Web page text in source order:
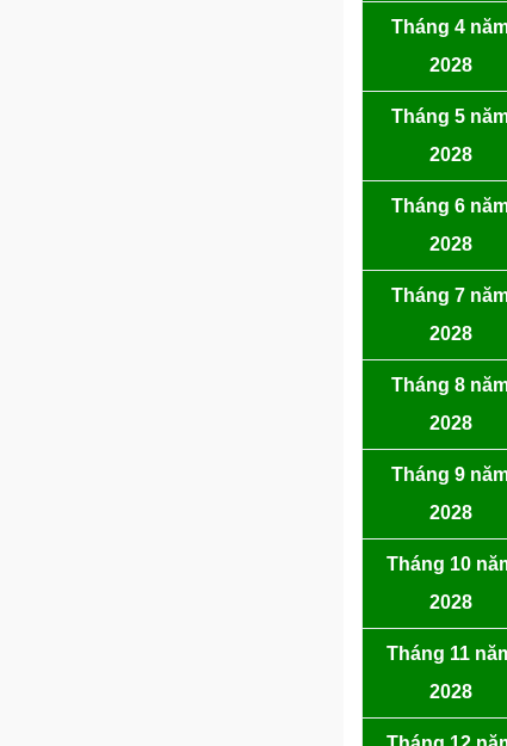
Tháng 4
2028
Tháng 5
2028
Tháng 6
2028
Tháng 7
2028
Tháng 8
2028
Tháng 9
2028
Tháng 10
2028
Tháng 11
2028